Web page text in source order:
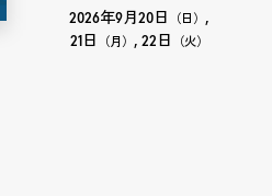
2026年9月20日 （日）
21日 （月） 22日 （火）